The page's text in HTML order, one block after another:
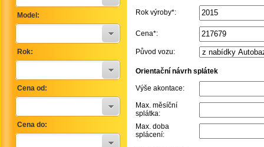
Model:
Rok:
Cena od:
Cena do:
Rok výroby*:
Cena*:
Původ vozu:
Orientační návrh splátek
Výše akontace:
Max. měsíční
splátka:
Max. doba
splácení: